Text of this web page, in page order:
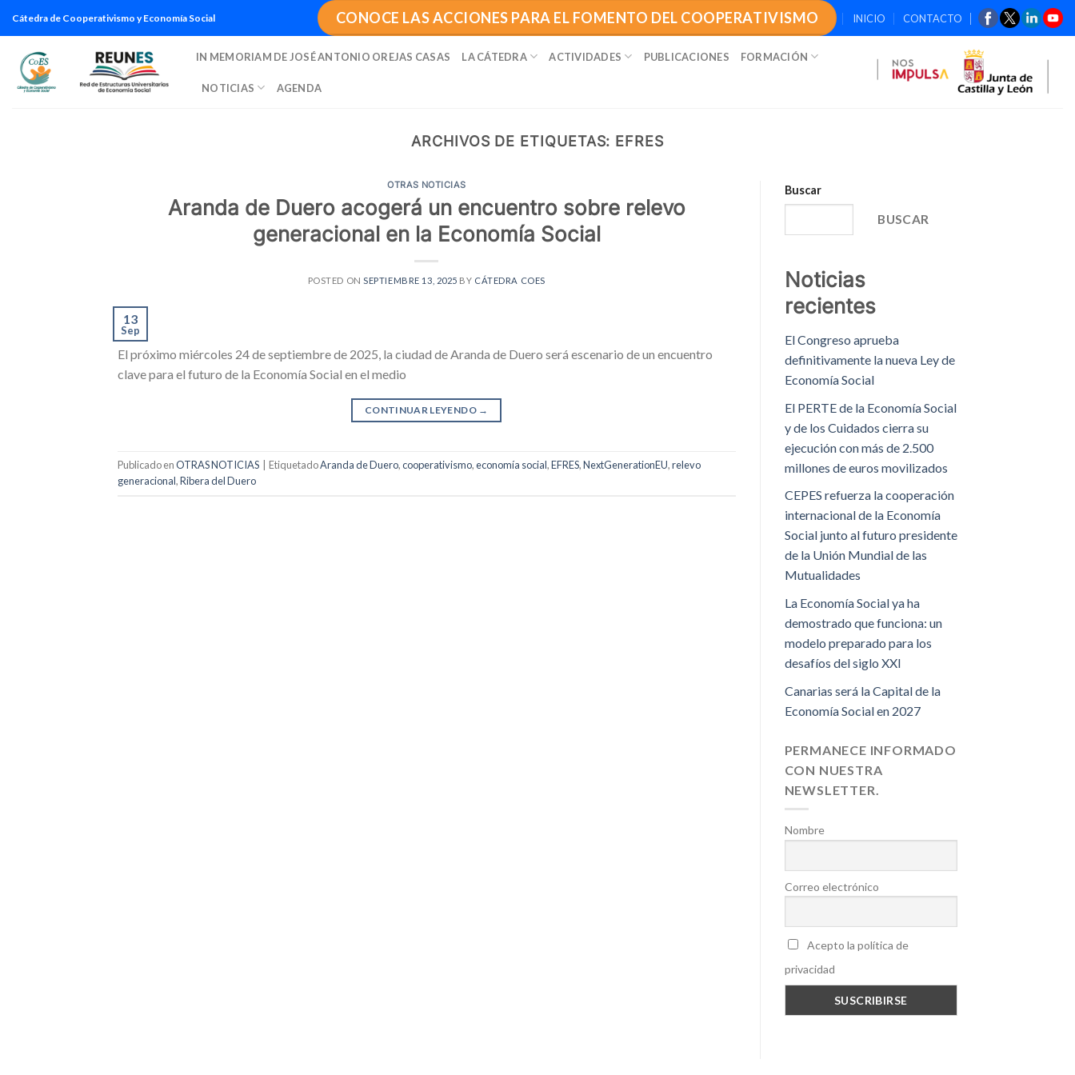
contenido
Cátedra de Cooperativismo y Economía Social CONOCE LAS ACCIONES PARA EL FOMENTO DEL COOPERATIVISMO INICIO CONTACTO
IN MEMORIAM DE JOSÉ ANTONIO OREJAS CASAS LA CÁTEDRA ACTIVIDADES PUBLICACIONES FORMACIÓN
NOTICIAS AGENDA
ARCHIVOS DE ETIQUETAS: EFRES
OTRAS NOTICIAS
Aranda de Duero acogerá un encuentro sobre relevo
generacional en la Economía Social
POSTED ONSEPTIEMBRE 13, 2025 BY CÁTEDRA COES
13
Sep
El próximo miércoles 24 de septiembre de 2025, la ciudad de Aranda de Duero será escenario de un encuentro
clave para el futuro de la Economía Social en el medio
CONTINUAR LEYENDO →
Publicado enOTRAS NOTICIAS EtiquetadoAranda de Duero,cooperativismo,economía social,EFRES,NextGenerationEU,relevo
generacional,Ribera del Duero
Buscar
BUSCAR
Noticias
recientes
El Congreso aprueba
definitivamente la nueva Ley de
Economía Social
El PERTE de la Economía Social
y de los Cuidados cierra su
ejecución con más de 2.500
millones de euros movilizados
CEPES refuerza la cooperación
internacional de la Economía
Social junto al futuro presidente
de la Unión Mundial de las
Mutualidades
La Economía Social ya ha
demostrado que funciona: un
modelo preparado para los
desafíos del siglo XXI
Canarias será la Capital de la
Economía Social en 2027
PERMANECE INFORMADO
CON NUESTRA
NEWSLETTER.
Nombre
Correo electrónico
Acepto la política de
privacidad